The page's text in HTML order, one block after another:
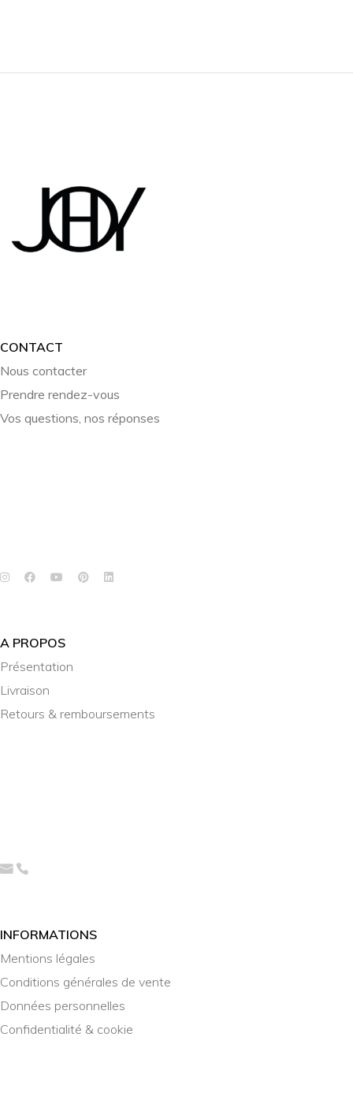
CONTACT
Nous contacter
Prendre rendez-vous
Vos questions, nos réponses
A PROPOS
Présentation
Livraison
Retours & remboursements
INFORMATIONS
Mentions légales
Conditions générales de vente
Données personnelles
Confidentialité & cookie